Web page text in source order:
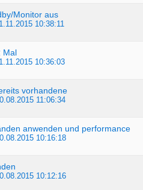
Monitor aus
10:38:11
Mal
10:36:03
vorhandene
11:06:34
anwenden und performance
10:16:18
10:12:16